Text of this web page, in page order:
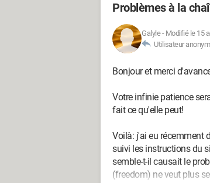
Problèmes à la
Galyle- Modifié le 15
Utilisateur
Bonjour et merci
Votre infinie patience
fait ce qu'elle peut!
Voilà: j'ai eu récemment
suivi les instructions du
semble-t-il causait le
(freedom) ne veut plus